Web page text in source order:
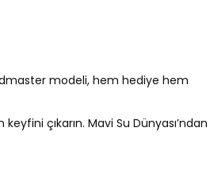
modeli, hem hediye hem
çıkarın. Mavi Su Dünyası’ndan